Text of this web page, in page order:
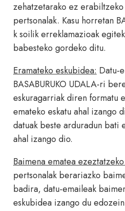
zehatzetarako ez
pertsonalak. Kasu horretan
k soilik erreklamazioak
babesteko gordeko ditu.
Eramateko eskubidea: Datu-
BASABURUKO UDALA-ri
eskuragarriak diren formatu
emateko eskatu ahal izango
datuak beste arduradun bati
ahal izango dio.
Baimena ematea
pertsonalak berariazko
badira, datu-emaileak
eskubidea izango du